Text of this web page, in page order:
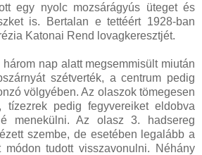
egy nyolc mozsárágyús üteget és
is. Bertalan e tettéért 1928-ban
Katonai Rend lovagkeresztjét.
nap alatt megsemmisült miután
szétverték, a centrum pedig
völgyében. Az olaszok tömegesen
tízezrek pedig fegyvereiket eldobva
menekülni. Az olasz 3. hadsereg
szembe, de esetében legalább a
módon tudott visszavonulni. Néhány